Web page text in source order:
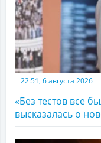
22:51, 6 августа 2026
«Без тестов все
высказалась о